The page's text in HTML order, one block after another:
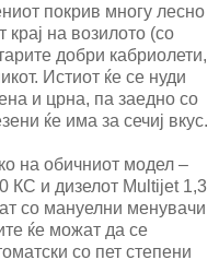
покрив многу лесно
на возилото (со
добри кабриолети,
Истиот ќе се нуди
и црна, па заедно со
ќе има за сечиј вкус.
на обичниот модел –
КС и дизелот Multijet 1,3
со мануелни менувачи
ќе можат да се
со пет степени